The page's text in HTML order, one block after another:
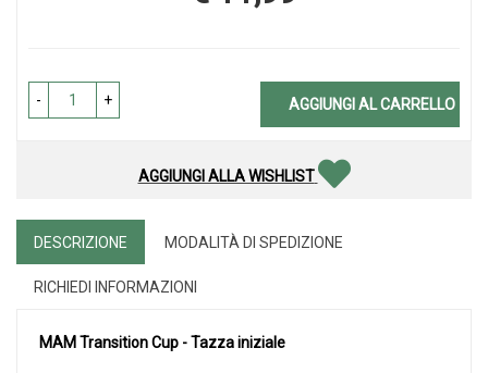
- + AGGIUNGI AL CARRELLO
AGGIUNGI ALLA WISHLIST
DESCRIZIONE MODALITÀ DI SPEDIZIONE
RICHIEDI INFORMAZIONI
MAM Transition Cup - Tazza iniziale